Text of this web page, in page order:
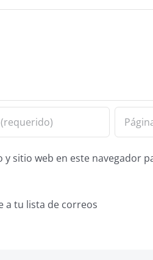
sitio web en este navegador
a tu lista de correos